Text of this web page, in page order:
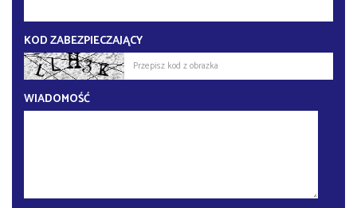
KOD ZABEZPIECZAJĄCY
WIADOMOŚĆ